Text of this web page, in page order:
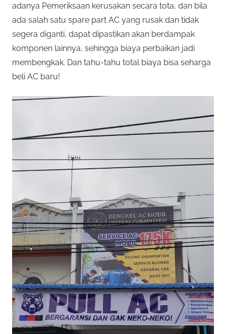
adanya Pemeriksaan kerusakan secara tota, dan bila
ada salah satu spare part AC yang rusak dan tidak
segera diganti, dapat dipastikan akan berdampak
komponen lainnya, sehingga biaya perbaikan jadi
membengkak. Dan tahu-tahu total biaya bisa seharga
beli AC baru!